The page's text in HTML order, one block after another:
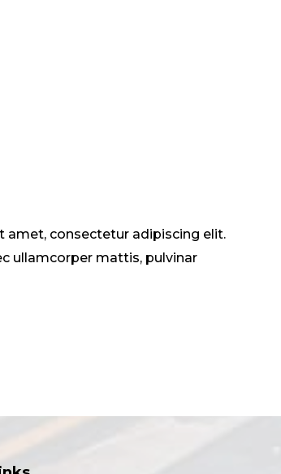
amet, consectetur adipiscing elit.
ullamcorper mattis, pulvinar